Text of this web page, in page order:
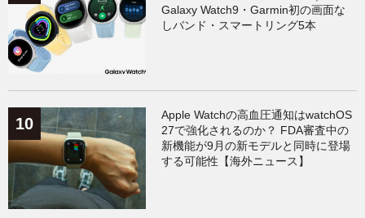
Galaxy Watch9・Garmin初の画面な
しバンド・スマートリング5本
Apple Watchの高血圧通知はwatchOS
27で強化されるのか？ FDA審査中の
新機能が9月の新モデルと同時に登場
する可能性【海外ニュース】